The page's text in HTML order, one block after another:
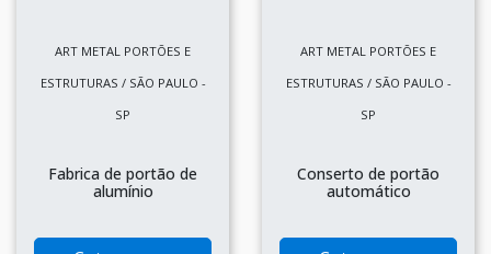
ART METAL PORTÕES E
ESTRUTURAS / SÃO PAULO -
SP
Fabrica de portão de
alumínio
ART METAL PORTÕES E
ESTRUTURAS / SÃO PAULO -
SP
Conserto de portão
automático